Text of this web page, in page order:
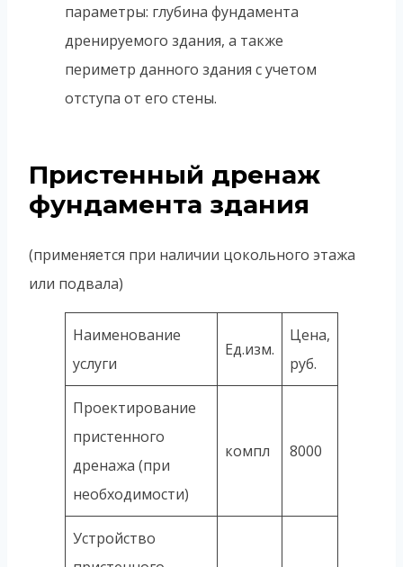
параметры: глубина фундамента
дренируемого здания, а также
периметр данного здания с учетом
отступа от его стены.
Пристенный дренаж
фундамента здания
(применяется при наличии цокольного этажа
или подвала)
Наименование
услуги
Ед.изм.
Цена,
руб.
Проектирование
пристенного
дренажа (при
необходимости)
компл 8000
Устройство